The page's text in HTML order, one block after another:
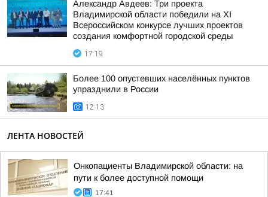
Александр Авдеев: Три проекта
Владимирской области победили на XI
Всероссийском конкурсе лучших проектов
создания комфортной городской среды
17:19
Более 100 опустевших населённых пунктов
упразднили в России
12:13
ЛЕНТА НОВОСТЕЙ
Онкопациенты Владимирской области: на
пути к более доступной помощи
17:41